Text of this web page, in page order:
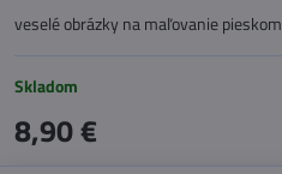
veselé obrázky na maľovanie pieskom
Skladom
8,90 €